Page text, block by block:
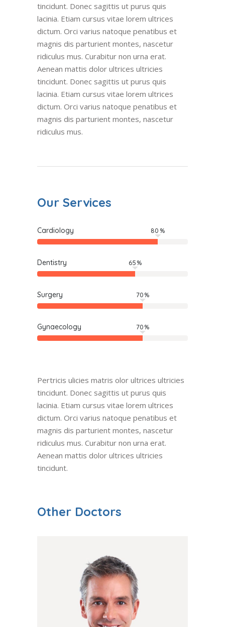
tincidunt. Donec sagittis ut purus quis
lacinia. Etiam cursus vitae lorem ultrices
dictum. Orci varius natoque penatibus et
magnis dis parturient montes, nascetur
ridiculus mus. Curabitur non urna erat.
Aenean mattis dolor ultrices ultricies
tincidunt. Donec sagittis ut purus quis
lacinia. Etiam cursus vitae lorem ultrices
dictum. Orci varius natoque penatibus et
magnis dis parturient montes, nascetur
ridiculus mus.
Our Services
Cardiology 80
Dentistry 65
Surgery 70
Gynaecology 70
Pertricis ulicies matris olor ultrices ultricies
tincidunt. Donec sagittis ut purus quis
lacinia. Etiam cursus vitae lorem ultrices
dictum. Orci varius natoque penatibus et
magnis dis parturient montes, nascetur
ridiculus mus. Curabitur non urna erat.
Aenean mattis dolor ultrices ultricies
tincidunt.
Other Doctors